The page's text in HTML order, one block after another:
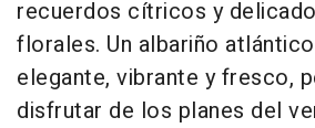
recuerdos cítricos y
florales. Un albariño
elegante, vibrante y fresco,
disfrutar de los planes del